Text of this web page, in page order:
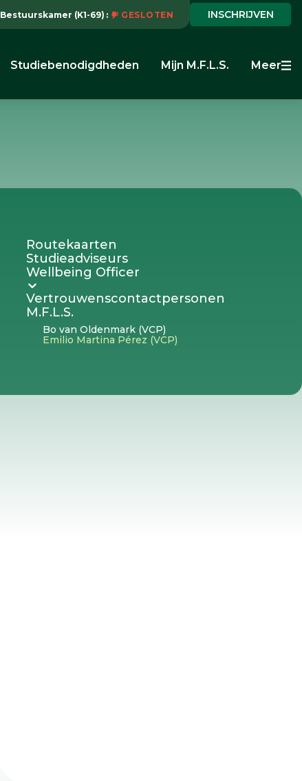
INSCHRIJVEN
Bestuurskamer (K1-69) GESLOTEN
Studiebenodigdheden Mijn M.F.L.S. Meer
Routekaarten
Studieadviseurs
Wellbeing Officer
Vertrouwenscontactpersonen
M.F.L.S.
Bo van Oldenmark (VCP)
Emilio Martina Pérez (VCP)